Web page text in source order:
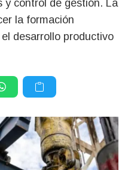
y control de gestión. La
la formación
desarrollo productivo